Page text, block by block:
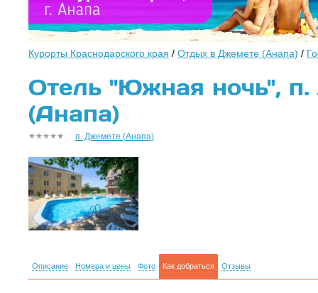
Курорты Краснодарского края / Отдых в Джемете (Анапа) /
Отель "Южная ночь",
(Анапа)
п. Джемете (Анапа)
Описание Номера и цены Фото Как добраться Отзывы